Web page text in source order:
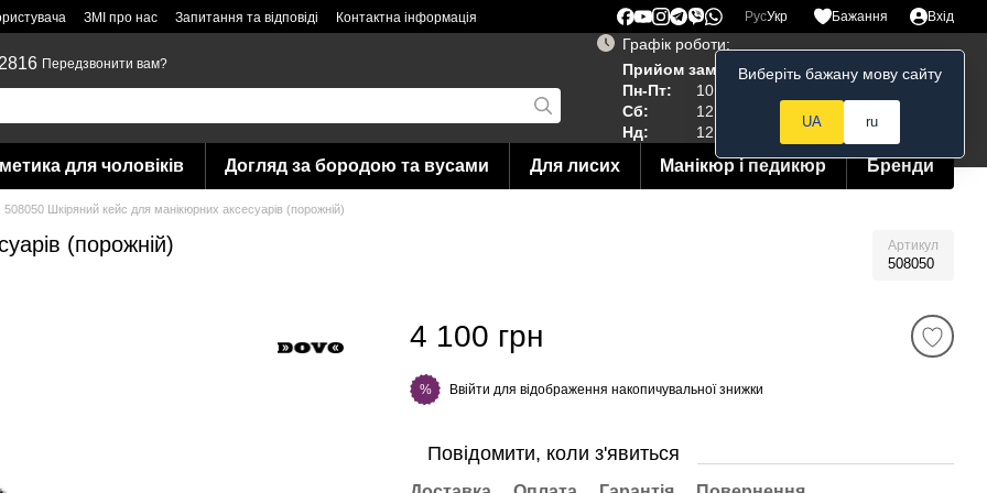
ЗМІ про нас Запитання та відповіді
Контактна інформація
РусУкр Бажання Вхід
Передзвонити вам?
Графік роботи:
Прийом замовлень 24/7
Пн-Пт:
10:00–19:00
Сб:
12:00–18:00
Нд:
12:00--15:00
Мій кошик
для чоловіків Догляд за бородою та вусами Для лисих Манікюр і педикюр Бренди
508050 Шкіряний кейс для манікюрних аксесуарів (порожній)
(порожній) Артикул
508050
4 100 грн
% Ввійти для відображення накопичувальної знижки
Повідомити, коли з'явиться
Виберіть бажану мову сайту
UA ru